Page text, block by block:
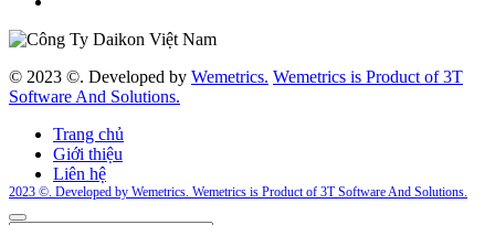
2023 ©. Developed by Wemetrics. Wemetrics is Product of 3T Software And Solutions.
© 2023 ©. Developed by Wemetrics. Wemetrics is Product of 3T
Software And Solutions.
Trang chủ
Giới thiệu
Liên hệ